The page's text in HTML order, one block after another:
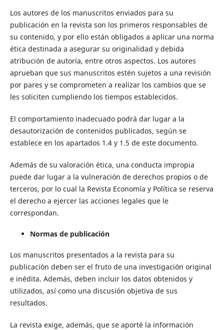
Los autores de los manuscritos enviados para su
publicación en la revista son los primeros responsables de
su contenido, y por ello están obligados a aplicar una norma
ética destinada a asegurar su originalidad y debida
atribución de autoría, entre otros aspectos. Los autores
aprueban que sus manuscritos estén sujetos a una revisión
por pares y se comprometen a realizar los cambios que se
les soliciten cumpliendo los tiempos establecidos.
El comportamiento inadecuado podrá dar lugar a la
desautorización de contenidos publicados, según se
establece en los apartados 1.4 y 1.5 de este documento.
Además de su valoración ética, una conducta impropia
puede dar lugar a la vulneración de derechos propios o de
terceros, por lo cual la Revista Economía y Política se reserva
el derecho a ejercer las acciones legales que le
correspondan.
Normas de publicación
Los manuscritos presentados a la revista para su
publicación deben ser el fruto de una investigación original
e inédita. Además, deben incluir los datos obtenidos y
utilizados, así como una discusión objetiva de sus
resultados.
La revista exige, además, que se aporté la información